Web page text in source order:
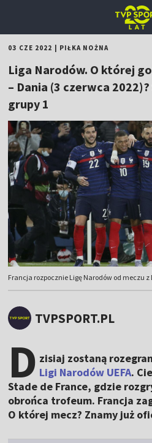
03 CZE 2022 PIŁKA NOŻNA
Liga Narodów. O której
– Dania (3 czerwca
grupy 1
Francja rozpocznie Ligę Narodów od meczu
TVPSPORT.PL
D zisiaj zostaną
Ligi Narodów UEFA.
Stade de France, gdzie
obrońca trofeum. Francja
O której mecz? Znamy już